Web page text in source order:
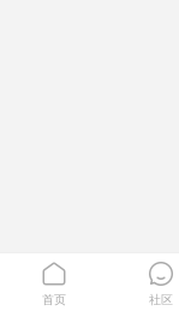

首页

社区